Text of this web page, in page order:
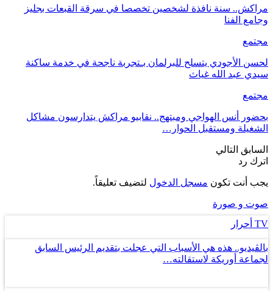
مراكش.. سنة نافذة لشخصين تخصصا في سرقة القبعات بجليز
وجامع الفنا
مجتمع
لحسن الأجودي يتسلح للبرلمان بـتجربة ناجحة في خدمة ساكنة
سيدي عبد الله غياث
مجتمع
بحضور أنس الهواجي ومبتهج.. نقابيو مراكش يتدارسون مشاكل
الشغيلة ومستقبل الحوار…
السابق التالي
اترك رد
يجب أنت تكون مسجل الدخول لتضيف تعليقاً.
صوت و صورة
TV أحرار
بالڤيديو.. هذه هي الأسباب التي عجلت بتقديم الرئيس السابق
لجماعة أوريكة لاستقالته…